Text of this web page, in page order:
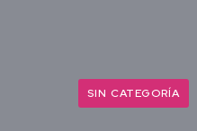
SIN CATEGORÍA